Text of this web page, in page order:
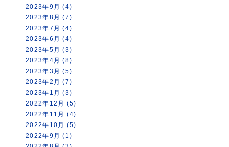
2023年9月 (4)
2023年8月 (7)
2023年7月 (4)
2023年6月 (4)
2023年5月 (3)
2023年4月 (8)
2023年3月 (5)
2023年2月 (7)
2023年1月 (3)
2022年12月 (5)
2022年11月 (4)
2022年10月 (5)
2022年9月 (1)